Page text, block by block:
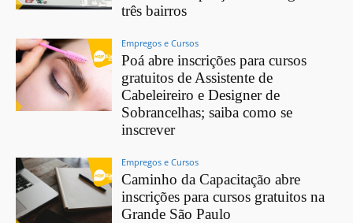
três bairros
Empregos e Cursos
Poá abre inscrições para cursos
gratuitos de Assistente de
Cabeleireiro e Designer de
Sobrancelhas; saiba como se
inscrever
Empregos e Cursos
Caminho da Capacitação abre
inscrições para cursos gratuitos na
Grande São Paulo